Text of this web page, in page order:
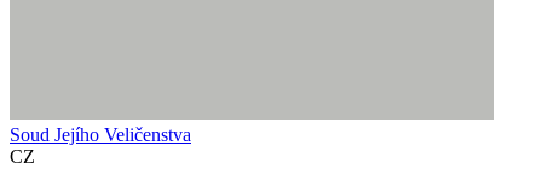
Soud Jejího Veličenstva
CZ